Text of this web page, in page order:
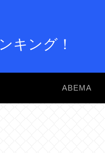
キング！
ABEMA